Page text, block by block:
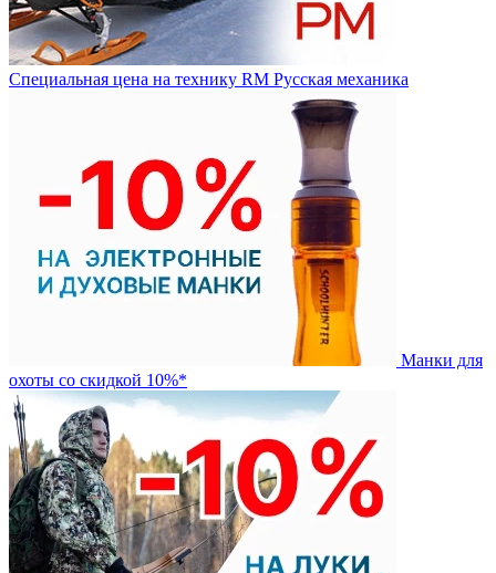
Специальная цена на технику RM Русская механика
Манки для
охоты со скидкой 10%*